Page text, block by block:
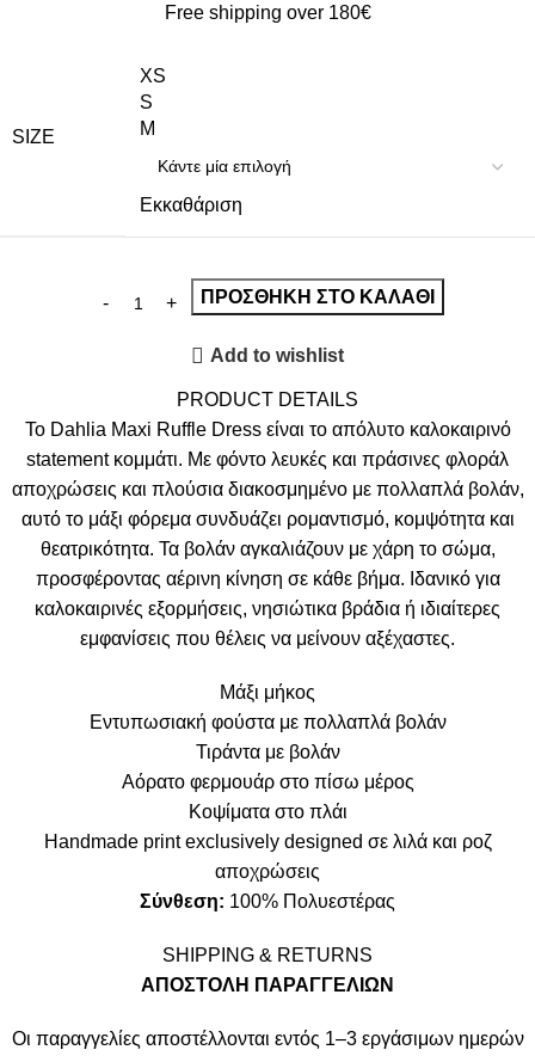
Free shipping over 180€
SIZE
XS
S
M
Εκκαθάριση
ΠΡΟΣΘΉΚΗ ΣΤΟ ΚΑΛΆΘΙ
Add to wishlist
PRODUCT DETAILS
Το Dahlia Maxi Ruffle Dress είναι το απόλυτο καλοκαιρινό
statement κομμάτι. Με φόντο λευκές και πράσινες φλοράλ
αποχρώσεις και πλούσια διακοσμημένο με πολλαπλά βολάν,
αυτό το μάξι φόρεμα συνδυάζει ρομαντισμό, κομψότητα και
θεατρικότητα. Τα βολάν αγκαλιάζουν με χάρη το σώμα,
προσφέροντας αέρινη κίνηση σε κάθε βήμα. Ιδανικό για
καλοκαιρινές εξορμήσεις, νησιώτικα βράδια ή ιδιαίτερες
εμφανίσεις που θέλεις να μείνουν αξέχαστες.
Μάξι μήκος
Εντυπωσιακή φούστα με πολλαπλά βολάν
Τιράντα με βολάν
Αόρατο φερμουάρ στο πίσω μέρος
Κοψίματα στο πλάι
Handmade print exclusively designed σε λιλά και ροζ
αποχρώσεις
Σύνθεση: 100% Πολυεστέρας
SHIPPING & RETURNS
ΑΠΟΣΤΟΛΗ ΠΑΡΑΓΓΕΛΙΩΝ
Οι παραγγελίες αποστέλλονται εντός 1–3 εργάσιμων ημερών